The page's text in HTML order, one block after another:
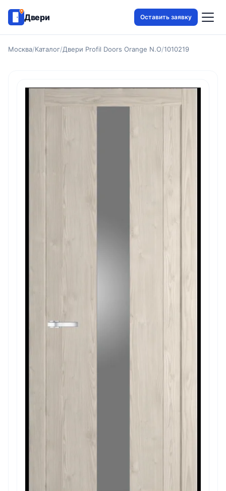
Двери Оставить заявку
Москва/Каталог/Двери Profil Doors Orange N.O/1010219